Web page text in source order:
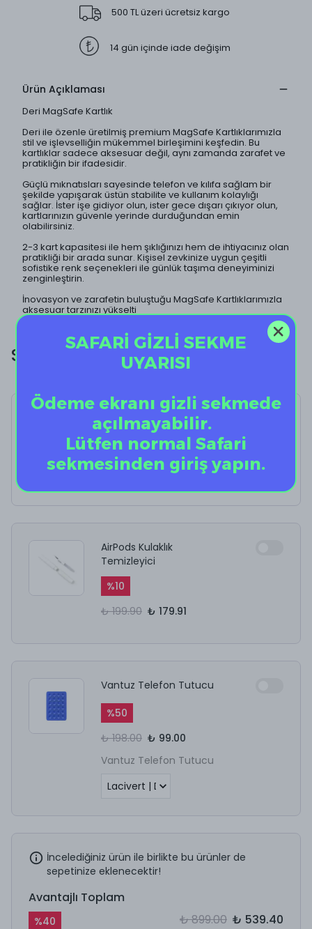
500 TL üzeri ücretsiz kargo
14 gün içinde iade değişim
Ürün Açıklaması
Deri MagSafe Kartlık
Deri ile özenle üretilmiş premium MagSafe Kartlıklarımızla
stil ve işlevselliğin mükemmel birleşimini keşfedin. Bu
kartlıklar sadece aksesuar değil, aynı zamanda zarafet ve
pratikliğin bir ifadesidir.
Güçlü mıknatısları sayesinde telefon ve kılıfa sağlam bir
şekilde yapışarak üstün stabilite ve kullanım kolaylığı
sağlar. İster işe gidiyor olun, ister gece dışarı çıkıyor olun,
kartlarınızın güvenle yerinde durduğundan emin
olabilirsiniz.
2-3 kart kapasitesi ile hem şıklığınızı hem de ihtiyacınız olan
pratikliği bir arada sunar. Kişisel zevkinize uygun çeşitli
sofistike renk seçenekleri ile günlük taşıma deneyiminizi
zenginleştirin.
İnovasyon ve zarafetin buluştuğu MagSafe Kartlıklarımızla
aksesuar tarzınızı yükselti
SİZE ÖZEL EKSTRA İNDİRİM!
Eclipse Skin Deri -
MagSafe Kartlık
40
AirPods Kulaklık
Temizleyici
%10
₺ 199.90 ₺ 179.91
Vantuz Telefon Tutucu
%50
₺ 198.00 ₺ 99.00
Vantuz Telefon Tutucu
İncelediğiniz ürün ile birlikte bu ürünler de
sepetinize eklenecektir!
Avantajlı Toplam
%40 ₺ 899.00 ₺ 539.40
SAFARİ GİZLİ SEKME
UYARISI
Ödeme ekranı gizli sekmede
açılmayabilir.
Lütfen normal Safari
sekmesinden giriş yapın.